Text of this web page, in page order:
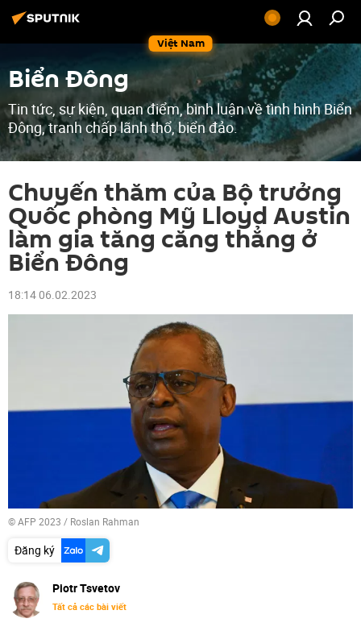
Việt Nam
Biển Đông
Tin tức, sự kiện, quan điểm, bình luận về tình hình Biển
Đông, tranh chấp lãnh thổ, biển đảo.
Chuyến thăm của Bộ trưởng
Quốc phòng Mỹ Lloyd Austin
làm gia tăng căng thẳng ở
Biển Đông
18:14 06.02.2023
© AFP 2023 / Roslan Rahman
Đăng ký
Piotr Tsvetov
Tất cả các bài viết